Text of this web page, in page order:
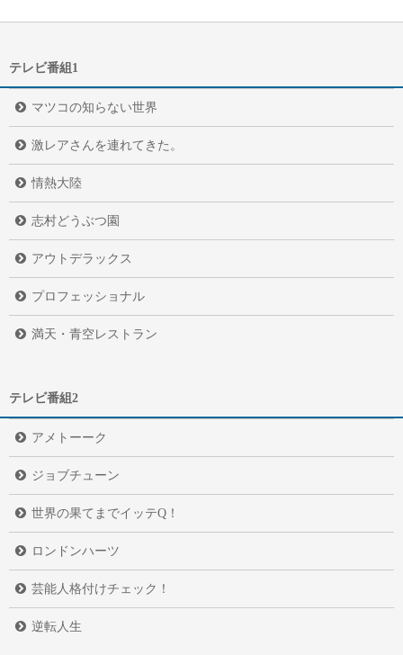
テレビ番組1
マツコの知らない世界
激レアさんを連れてきた。
情熱大陸
志村どうぶつ園
アウトデラックス
プロフェッショナル
満天・青空レストラン
テレビ番組2
アメトーーク
ジョブチューン
世界の果てまでイッテQ！
ロンドンハーツ
芸能人格付けチェック！
逆転人生